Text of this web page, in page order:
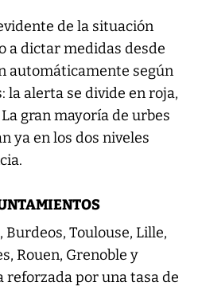
de la situación
a dictar medidas desde
automáticamente según
la alerta se divide en roja,
gran mayoría de urbes
ya en los dos niveles
Burdeos, Toulouse, Lille,
Rouen, Grenoble y
por una tasa de